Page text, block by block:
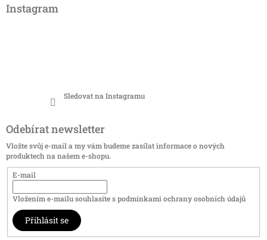
Instagram
Sledovat na Instagramu
Odebírat newsletter
Vložte svůj e-mail a my vám budeme zasílat informace o nových
produktech na našem e-shopu.
E-mail
Vložením e-mailu souhlasíte spodmínkami ochrany osobních údajů
Přihlásit se